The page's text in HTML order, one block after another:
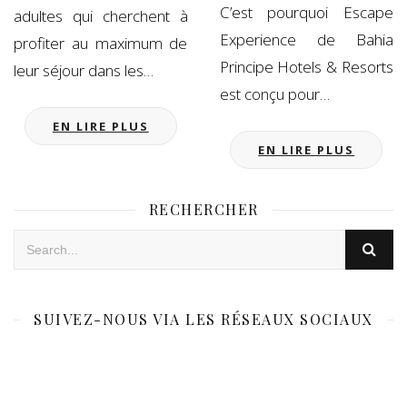
adultes qui cherchent à
profiter au maximum de
leur séjour dans les…
EN LIRE PLUS
C’est pourquoi Escape
Experience de Bahia
Principe Hotels & Resorts
est conçu pour…
EN LIRE PLUS
RECHERCHER
SUIVEZ-NOUS VIA LES RÉSEAUX SOCIAUX